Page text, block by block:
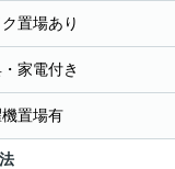
置場あり
家電付き
置場有